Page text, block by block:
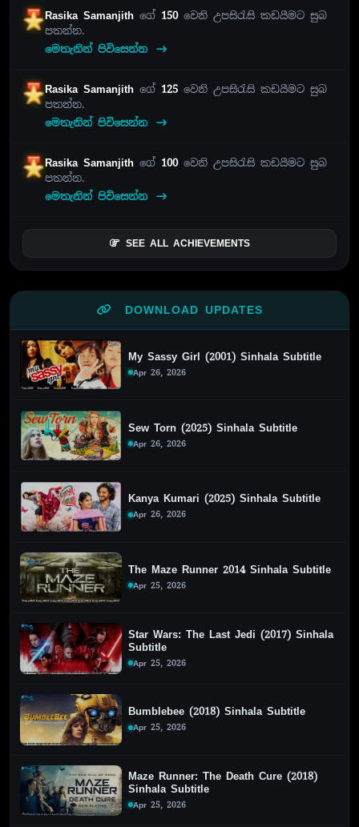
Rasika Samanjithගේ 150වෙනි උපසිරැසි කඩයීමට සුබ
පතන්න.
මෙතැනින් පිවිසෙන්න
Rasika Samanjithගේ 125 වෙනි උපසිරැසි කඩයීමට සුබ
පතන්න.
මෙතැනින් පිවිසෙන්න
Rasika Samanjithගේ 100වෙනි උපසිරැසි කඩයීමට සුබ
පතන්න.
මෙතැනින් පිවිසෙන්න
SEE ALL ACHIEVEMENTS
DOWNLOAD UPDATES
My Sassy Girl (2001) Sinhala Subtitle
Apr 26, 2026
Sew Torn (2025) Sinhala Subtitle
Apr 26, 2026
Kanya Kumari (2025) Sinhala Subtitle
Apr 26, 2026
The Maze Runner 2014 Sinhala Subtitle
Apr 25, 2026
Star Wars: The Last Jedi (2017) Sinhala
Subtitle
Apr 25, 2026
Bumblebee (2018) Sinhala Subtitle
Apr 25, 2026
Maze Runner: The Death Cure (2018)
Sinhala Subtitle
Apr 25, 2026